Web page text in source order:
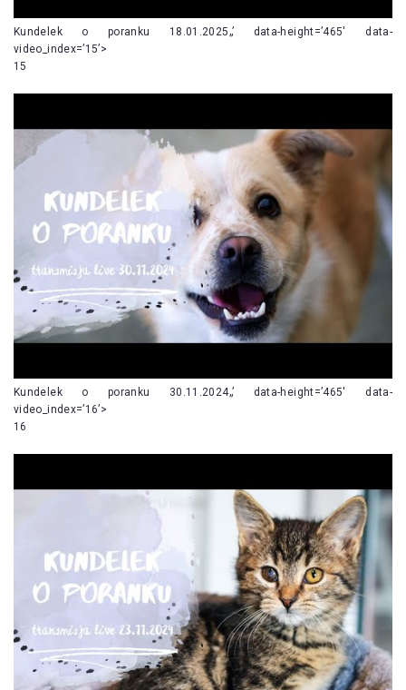
Kundelek o poranku 18.01.2025„’ data-height=’465′ data-
video_index=’15’>
15
Kundelek o poranku 30.11.2024„’ data-height=’465′ data-
video_index=’16’>
16